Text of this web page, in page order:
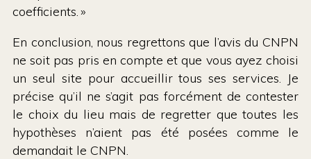
coefficients. »
En conclusion, nous regrettons que l’avis du CNPN
ne soit pas pris en compte et que vous ayez choisi
un seul site pour accueillir tous ses services. Je
précise qu’il ne s’agit pas forcément de contester
le choix du lieu mais de regretter que toutes les
hypothèses n’aient pas été posées comme le
demandait le CNPN.